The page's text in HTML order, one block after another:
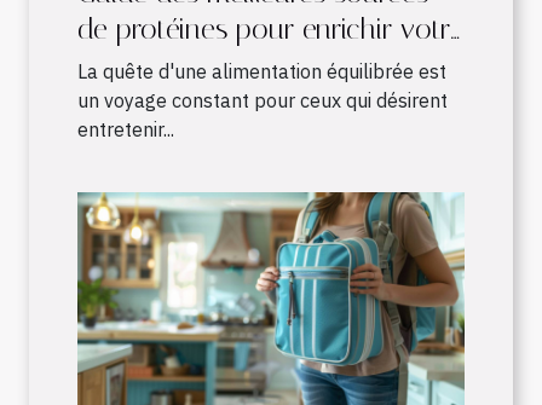
de protéines pour enrichir votre
alimentation quotidienne
La quête d'une alimentation équilibrée est
un voyage constant pour ceux qui désirent
entretenir...